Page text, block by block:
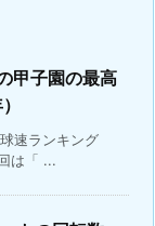
甲子園の最高
速ランキング
は「 ...